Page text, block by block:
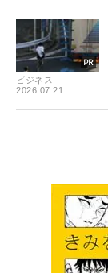
ビジネス
2026.07.21